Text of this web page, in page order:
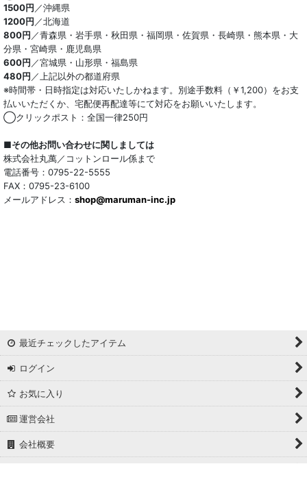
1500円 ／沖縄県
1200円 ／北海道
800円 ／青森県・岩手県・秋田県・福岡県・佐賀県・長崎県・熊本県・大
分県・宮崎県・鹿児島県
600円 ／宮城県・山形県・福島県
480円 ／上記以外の都道府県
※時間帯・日時指定は対応いたしかねます。別途手数料（￥1,200）をお支
払いいただくか、宅配便再配達等にて対応をお願いいたします。
◯クリックポスト：全国一律250円
■その他お問い合わせに関しましては
株式会社丸萬／コットンロール係まで
電話番号：0795-22-5555
FAX：0795-23-6100
メールアドレス： shop@maruman-inc.jp
最近チェックしたアイテム
ログイン
お気に入り
運営会社
会社概要